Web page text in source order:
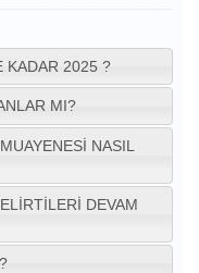
KADAR 2025 ?
MI?
NASIL
DEVAM